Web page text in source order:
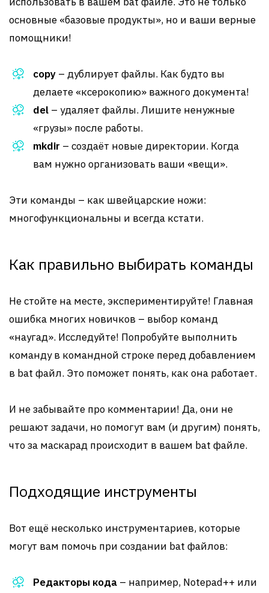
основные «базовые продукты», но и ваши верные
помощники!
copy – дублирует файлы. Как будто вы
делаете «ксерокопию» важного документа!
del – удаляет файлы. Лишите ненужные
«грузы» после работы.
mkdir – создаёт новые директории. Когда
вам нужно организовать ваши «вещи».
Эти команды – как швейцарские ножи:
многофункциональны и всегда кстати.
Как правильно выбирать команды
Не стойте на месте, экспериментируйте! Главная
ошибка многих новичков – выбор команд
«наугад». Исследуйте! Попробуйте выполнить
команду в командной строке перед добавлением
в bat файл. Это поможет понять, как она работает.
И не забывайте про комментарии! Да, они не
решают задачи, но помогут вам (и другим) понять,
что за маскарад происходит в вашем bat файле.
Подходящие инструменты
Вот ещё несколько инструментариев, которые
могут вам помочь при создании bat файлов:
Редакторы кода – например, Notepad++ или